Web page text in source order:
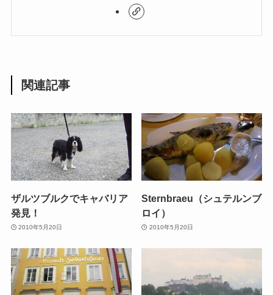
関連記事
ザルツブルクでキャバリア
発見！
2010年5月20日
Sternbraeu（シュテルンブ
ロイ）
2010年5月20日